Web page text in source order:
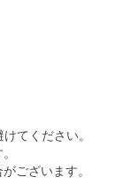
てください。
ございます。